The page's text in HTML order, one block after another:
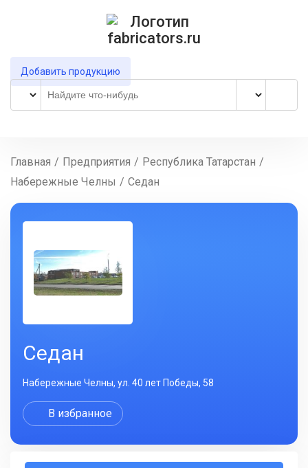
Добавить продукцию
Главная / Предприятия / Республика Татарстан /
Набережные Челны / Седан
Седан
Набережные Челны, ул. 40 лет Победы, 58
В избранное